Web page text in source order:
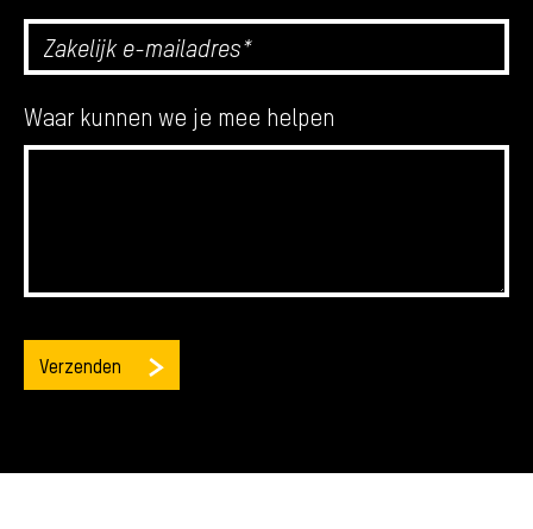
Waar kunnen we je mee helpen